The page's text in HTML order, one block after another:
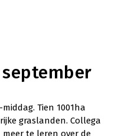
Tien 1001ha
graslanden. Collega
te leren over de